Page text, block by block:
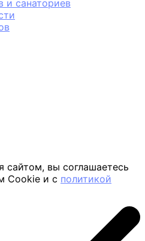
и санаториев
сайтом, вы соглашаетесь
Cookie и с политикой